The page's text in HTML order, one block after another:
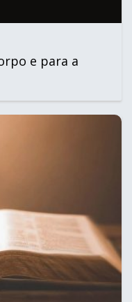
e para a